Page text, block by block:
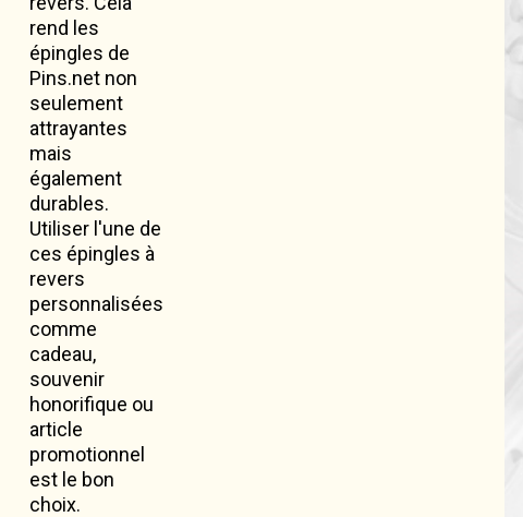
rend les
épingles de
Pins.net non
seulement
attrayantes
mais
également
durables.
Utiliser l'une de
ces épingles à
revers
personnalisées
comme
cadeau,
souvenir
honorifique ou
article
promotionnel
est le bon
choix.